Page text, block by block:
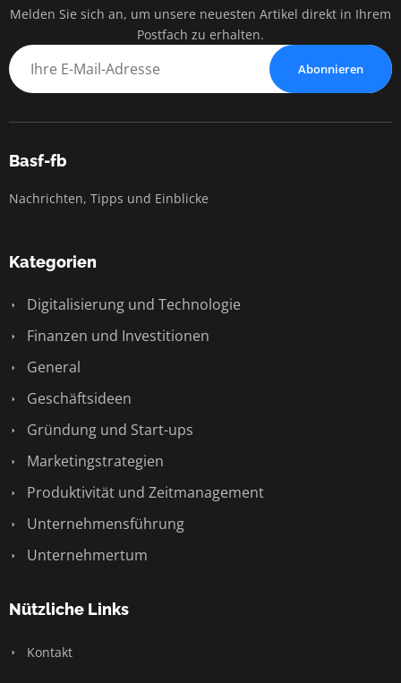
Melden Sie sich an, um unsere neuesten Artikel direkt in Ihrem
Postfach zu erhalten.
Abonnieren
Basf-fb
Nachrichten, Tipps und Einblicke
Kategorien
Digitalisierung und Technologie
Finanzen und Investitionen
General
Geschäftsideen
Gründung und Start-ups
Marketingstrategien
Produktivität und Zeitmanagement
Unternehmensführung
Unternehmertum
Nützliche Links
Kontakt